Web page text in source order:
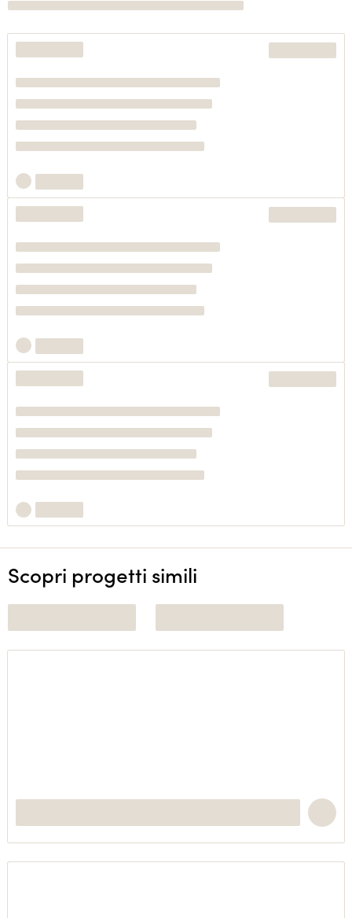
Scopri progetti simili